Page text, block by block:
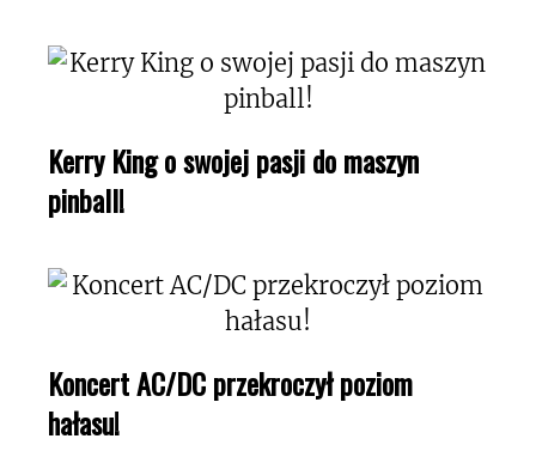
Kerry King o swojej pasji do maszyn
pinball!
Koncert AC/DC przekroczył poziom
hałasu!